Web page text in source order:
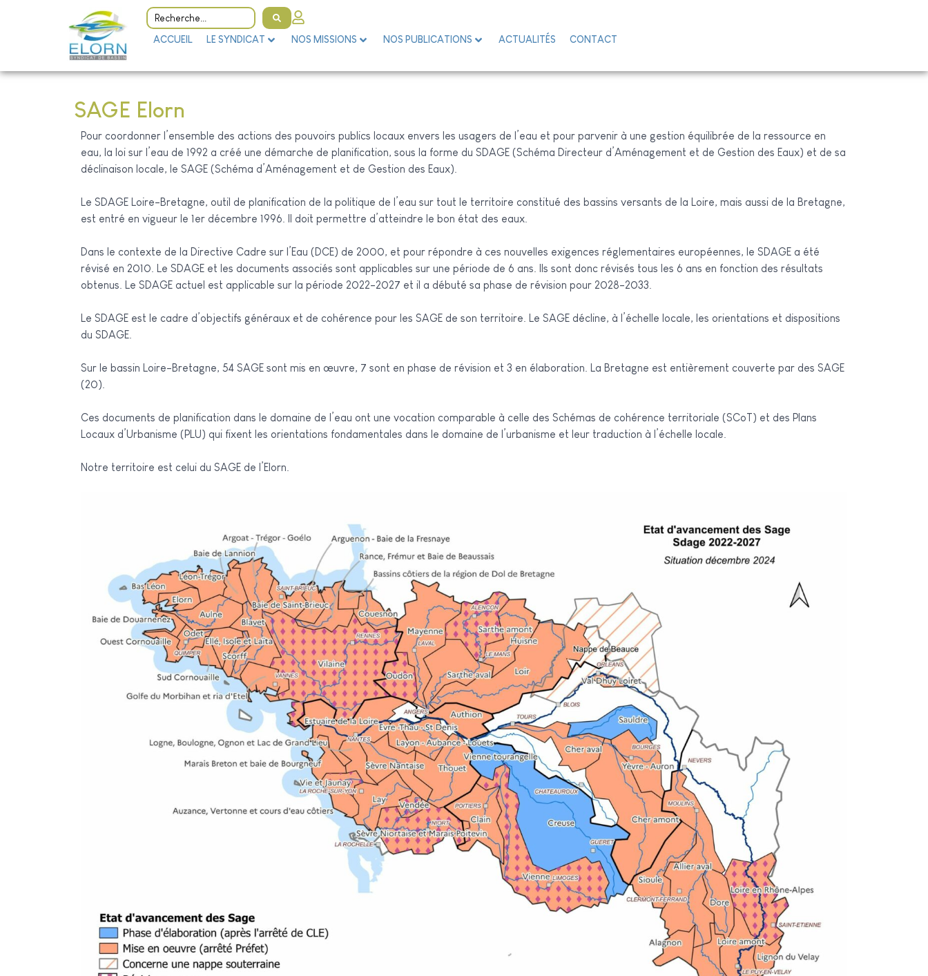
ACCUEIL LE SYNDICAT NOS MISSIONS NOS PUBLICATIONS ACTUALITÉS CONTACT
SAGE Elorn
Pour coordonner l’ensemble des actions des pouvoirs publics locaux envers les usagers de l’eau et pour parvenir à une gestion équilibrée de la ressource en
eau, la loi sur l’eau de 1992 a créé une démarche de planification, sous la forme du SDAGE (Schéma Directeur d’Aménagement et de Gestion des Eaux) et de sa
déclinaison locale, le SAGE (Schéma d’Aménagement et de Gestion des Eaux).
Le SDAGE Loire-Bretagne, outil de planification de la politique de l’eau sur tout le territoire constitué des bassins versants de la Loire, mais aussi de la Bretagne,
est entré en vigueur le 1er décembre 1996. Il doit permettre d’atteindre le bon état des eaux.
Dans le contexte de la Directive Cadre sur l’Eau (DCE) de 2000, et pour répondre à ces nouvelles exigences réglementaires européennes, le SDAGE a été
révisé en 2010. Le SDAGE et les documents associés sont applicables sur une période de 6 ans. Ils sont donc révisés tous les 6 ans en fonction des résultats
obtenus. Le SDAGE actuel est applicable sur la période 2022-2027 et il a débuté sa phase de révision pour 2028-2033.
Le SDAGE est le cadre d’objectifs généraux et de cohérence pour les SAGE de son territoire. Le SAGE décline, à l’échelle locale, les orientations et dispositions
du SDAGE.
Sur le bassin Loire-Bretagne, 54 SAGE sont mis en œuvre, 7 sont en phase de révision et 3 en élaboration. La Bretagne est entièrement couverte par des SAGE
(20).
Ces documents de planification dans le domaine de l’eau ont une vocation comparable à celle des Schémas de cohérence territoriale (SCoT) et des Plans
Locaux d’Urbanisme (PLU) qui fixent les orientations fondamentales dans le domaine de l’urbanisme et leur traduction à l’échelle locale.
Notre territoire est celui du SAGE de l’Elorn.